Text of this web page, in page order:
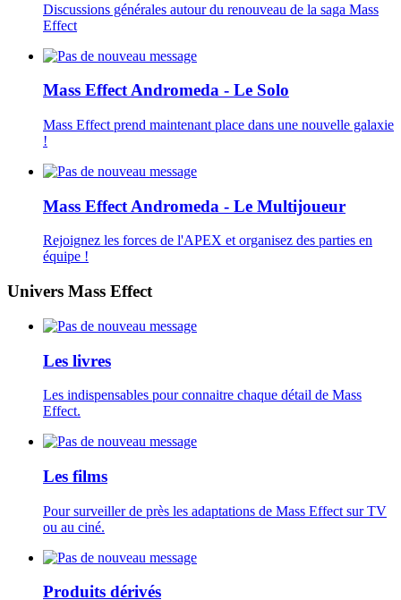
Discussions générales autour du renouveau de la saga Mass
Effect
Mass Effect Andromeda - Le Solo
Mass Effect prend maintenant place dans une nouvelle galaxie
!
Mass Effect Andromeda - Le Multijoueur
Rejoignez les forces de l'APEX et organisez des parties en
équipe !
Univers Mass Effect
Les livres
Les indispensables pour connaitre chaque détail de Mass
Effect.
Les films
Pour surveiller de près les adaptations de Mass Effect sur TV
ou au ciné.
Produits dérivés